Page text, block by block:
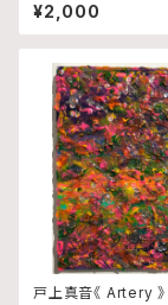
¥2,000
戸上真音《 Artery 》